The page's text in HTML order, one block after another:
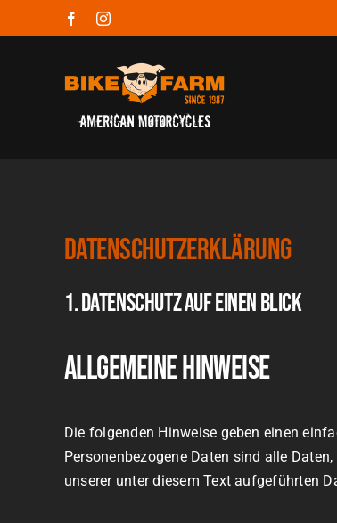
Inhalt
FacebookInstagram
Datenschutzerklärung
1. Datenschutz auf einen Blick
Allgemeine Hinweise
Die folgenden Hinweise geben einen
Personenbezogene Daten sind alle
unserer unter diesem Text aufgeführten